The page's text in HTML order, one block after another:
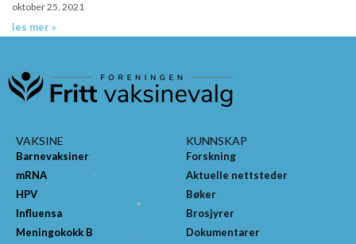
oktober 25, 2021
les mer »
VAKSINE
Barnevaksiner
mRNA
HPV
Influensa
Meningokokk B
KUNNSKAP
Forskning
Aktuelle nettsteder
Bøker
Brosjyrer
Dokumentarer